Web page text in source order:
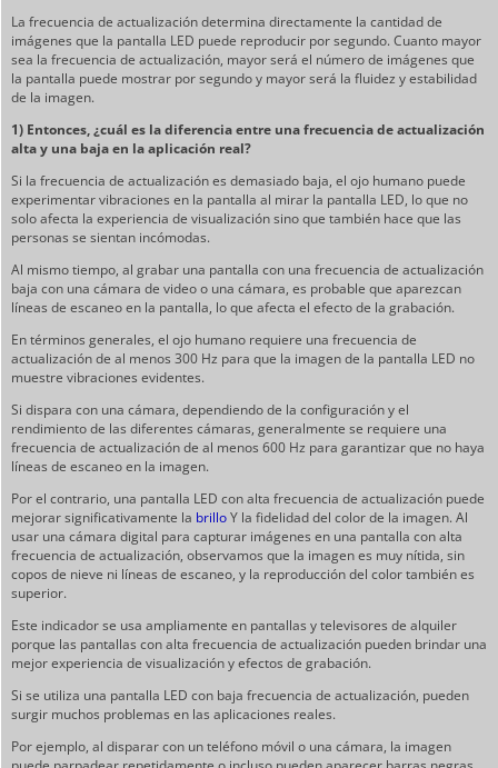
La frecuencia de actualización determina directamente la cantidad de
imágenes que la pantalla LED puede reproducir por segundo. Cuanto mayor
sea la frecuencia de actualización, mayor será el número de imágenes que
la pantalla puede mostrar por segundo y mayor será la fluidez y estabilidad
de la imagen.
1) Entonces, ¿cuál es la diferencia entre una frecuencia de actualización
alta y una baja en la aplicación real?
Si la frecuencia de actualización es demasiado baja, el ojo humano puede
experimentar vibraciones en la pantalla al mirar la pantalla LED, lo que no
solo afecta la experiencia de visualización sino que también hace que las
personas se sientan incómodas.
Al mismo tiempo, al grabar una pantalla con una frecuencia de actualización
baja con una cámara de video o una cámara, es probable que aparezcan
líneas de escaneo en la pantalla, lo que afecta el efecto de la grabación.
En términos generales, el ojo humano requiere una frecuencia de
actualización de al menos 300 Hz para que la imagen de la pantalla LED no
muestre vibraciones evidentes.
Si dispara con una cámara, dependiendo de la configuración y el
rendimiento de las diferentes cámaras, generalmente se requiere una
frecuencia de actualización de al menos 600 Hz para garantizar que no haya
líneas de escaneo en la imagen.
Por el contrario, una pantalla LED con alta frecuencia de actualización puede
mejorar significativamente la brilloY la fidelidad del color de la imagen. Al
usar una cámara digital para capturar imágenes en una pantalla con alta
frecuencia de actualización, observamos que la imagen es muy nítida, sin
copos de nieve ni líneas de escaneo, y la reproducción del color también es
superior.
Este indicador se usa ampliamente en pantallas y televisores de alquiler
porque las pantallas con alta frecuencia de actualización pueden brindar una
mejor experiencia de visualización y efectos de grabación.
Si se utiliza una pantalla LED con baja frecuencia de actualización, pueden
surgir muchos problemas en las aplicaciones reales.
Por ejemplo, al disparar con un teléfono móvil o una cámara, la imagen